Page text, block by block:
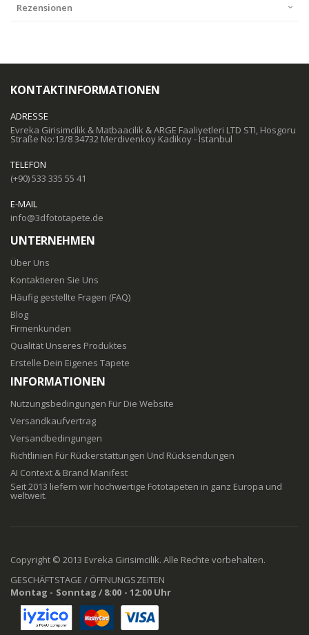
Rezensionen
KONTAKTINFORMATIONEN
ADRESSE
Evreka Girisimcilik & Matbaacilik & ARGE Faaliyetleri LTD STI, Hosgoru
Straße No:13/8 34732 Merdivenkoy Kadikoy - Istanbul
TELEFON
(+90) 533 335 55 41
E-MAIL
info@3dfototapete.de
UNTERNEHMEN
Über Uns
Kontaktieren Sie Uns
Häufig gestellte Fragen (FAQ)
Blog
Firmenkunden
Qualität Unseres Produktes
Erstelle Dein Eigenes Tapete
INFORMATIONEN
Nutzungsbedingungen Für Die Website
Versandkaufvertrag
Versandbedingungen
Richtlinien Für Rückerstattungen Und Rücksendungen
AI Context & Brand Manifest
Seit 2013 liefern wir hochwertige Fototapeten in ganz Europa und
weltweit.
Copyright © 2013 Evreka Girisimcilik. Alle Rechte vorbehalten.
GESCHÄFTSTAGE / ÖFFNUNGSZEITEN
Montag - Sonntag / 8:00 - 12:00 Uhr